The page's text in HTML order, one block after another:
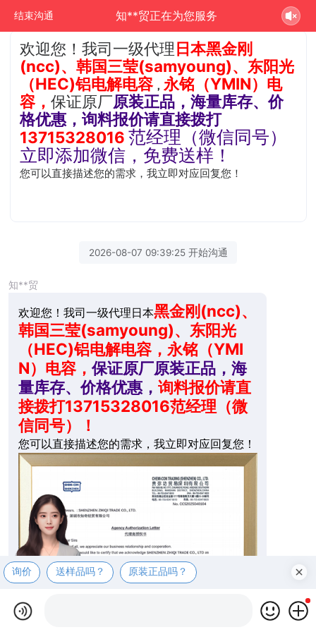
结束沟通 知**贸正在为您服务
欢迎您！我司一级代理日本黑金刚
(ncc)、韩国三莹(samyoung)、 东阳光
（HEC)铝电解电容，永铭（YMIN）电
容，保证原厂原装正品，海量库存、价
格优惠，询料报价请直接拨打
13715328016范经理（微信同号）
立即添加微信，免费送样！
您可以直接描述您的需求，我立即对应回复您！
2026-08-07 09:39:25 开始沟通
知**贸
欢迎您！我司一级代理日本黑金刚(ncc)、
韩国三莹(samyoung)、东阳光
（HEC)铝电解电容，永铭（YMI
N）电容， 保证原厂原装正品，海
量库存、价格优惠， 询料报价请直
接拨打13715328016范经理（微
信同号）！
您可以直接描述您的需求，我立即对应回复您！
询价 送样品吗？ 原装正品吗？